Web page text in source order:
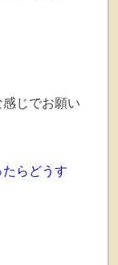
じでお願い
らどうす